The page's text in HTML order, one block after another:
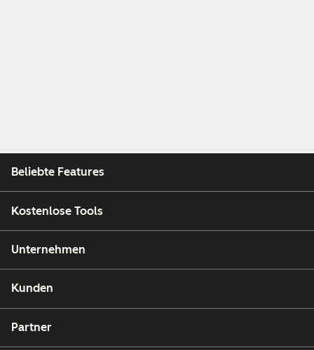
Beliebte Features
Kostenlose Tools
Unternehmen
Kunden
Partner